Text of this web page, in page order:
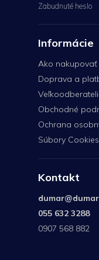
Zabudnuté heslo
Informácie
Ako nakupovať
Doprava a
Obchodné
Ochrana
Súbory Cookies
Kontakt
dumar@
055 632 3288
0907 568 882